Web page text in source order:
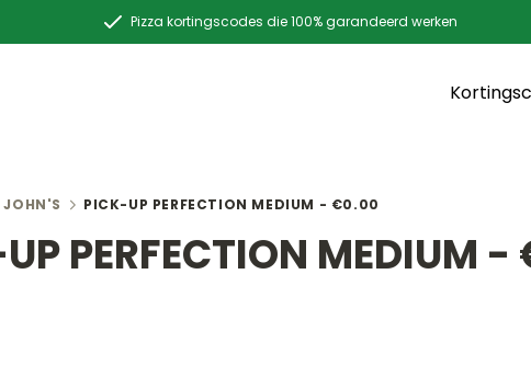
Pizza kortingscodes die 100% garandeerd werken
JOHN'S PICK-UP PERFECTION MEDIUM - €0.00
PERFECTION MEDIUM